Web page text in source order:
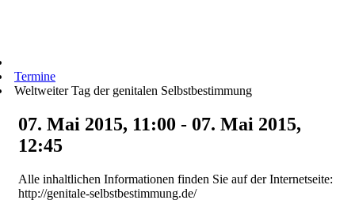
Termine
Weltweiter Tag der genitalen Selbstbestimmung
07. Mai 2015, 11:00 - 07. Mai 2015,
12:45
Alle inhaltlichen Informationen finden Sie auf der Internetseite:
http://genitale-selbstbestimmung.de/